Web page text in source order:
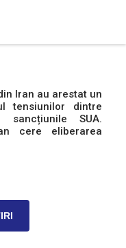
Iran au arestat un
tensiunilor dintre
SUA.
cere eliberarea